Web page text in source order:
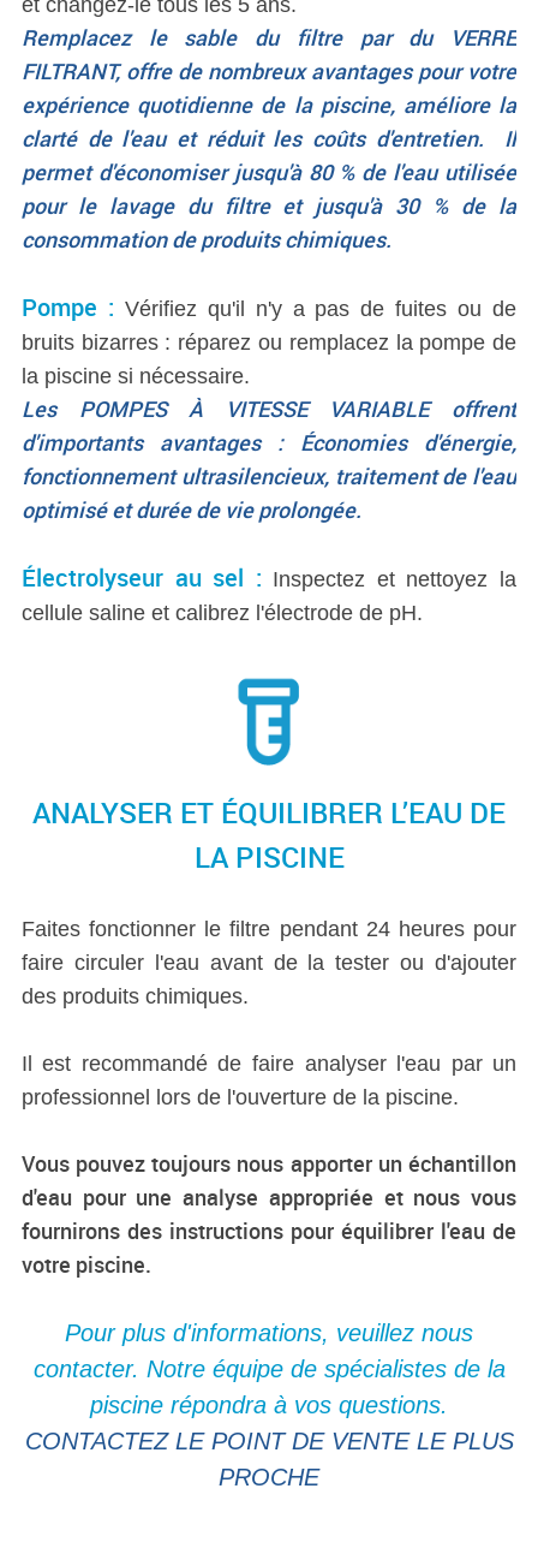
et changez-le tous les 5 ans.
Remplacez le sable du filtre par du VERRE
FILTRANT, offre de nombreux avantages pour votre
expérience quotidienne de la piscine, améliore la
clarté de l'eau et réduit les coûts d'entretien. Il
permet d'économiser jusqu'à 80 % de l'eau utilisée
pour le lavage du filtre et jusqu'à 30 % de la
consommation de produits chimiques.
Pompe : Vérifiez qu'il n'y a pas de fuites ou de
bruits bizarres : réparez ou remplacez la pompe de
la piscine si nécessaire.
Les POMPES À VITESSE VARIABLE offrent
d'importants avantages : Économies d'énergie,
fonctionnement ultrasilencieux, traitement de l'eau
optimisé et durée de vie prolongée.
Électrolyseur au sel : Inspectez et nettoyez la
cellule saline et calibrez l'électrode de pH.
ANALYSER ET ÉQUILIBRER L’EAU DE
LA PISCINE
Faites fonctionner le filtre pendant 24 heures pour
faire circuler l'eau avant de la tester ou d'ajouter
des produits chimiques.
Il est recommandé de faire analyser l'eau par un
professionnel lors de l'ouverture de la piscine.
Vous pouvez toujours nous apporter un échantillon
d'eau pour une analyse appropriée et nous vous
fournirons des instructions pour équilibrer l'eau de
votre piscine.
Pour plus d'informations, veuillez nous
contacter. Notre équipe de spécialistes de la
piscine répondra à vos questions.
CONTACTEZ LE POINT DE VENTE LE PLUS
PROCHE